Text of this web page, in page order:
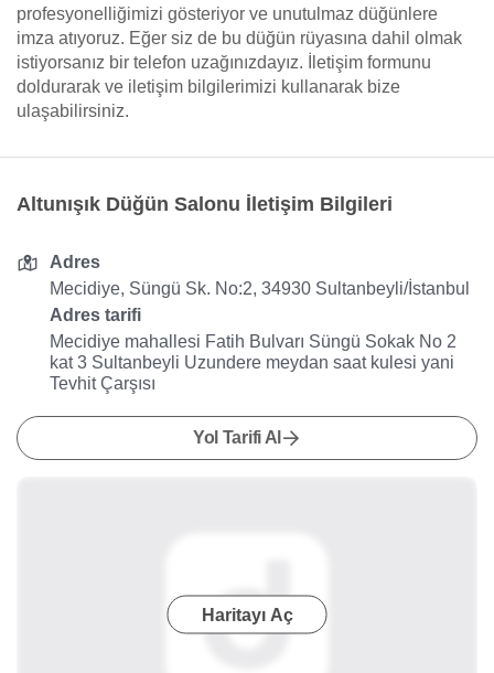
profesyonelliğimizi gösteriyor ve unutulmaz düğünlere
imza atıyoruz. Eğer siz de bu düğün rüyasına dahil olmak
istiyorsanız bir telefon uzağınızdayız. İletişim formunu
doldurarak ve iletişim bilgilerimizi kullanarak bize
ulaşabilirsiniz.
Altunışık Düğün Salonu İletişim Bilgileri
Adres
Mecidiye, Süngü Sk. No:2, 34930 Sultanbeyli/İstanbul
Adres tarifi
Mecidiye mahallesi Fatih Bulvarı Süngü Sokak No 2
kat 3 Sultanbeyli Uzundere meydan saat kulesi yani
Tevhit Çarşısı
Yol Tarifi Al
Haritayı Aç